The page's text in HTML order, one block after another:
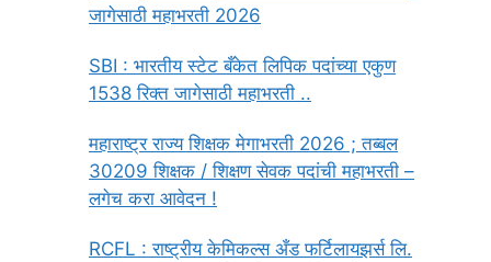
जागेसाठी महाभरती 2026
SBI : भारतीय स्टेट बँकेत लिपिक पदांच्या एकुण
1538 रिक्त जागेसाठी महाभरती ..
महाराष्ट्र राज्य शिक्षक मेगाभरती 2026 ; तब्बल
30209 शिक्षक / शिक्षण सेवक पदांची महाभरती –
लगेच करा आवेदन !
RCFL : राष्ट्रीय केमिकल्स अँड फर्टिलायझर्स लि.